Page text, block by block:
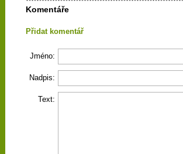
Komentáře
Přidat komentář
Jméno:
Nadpis:
Text: